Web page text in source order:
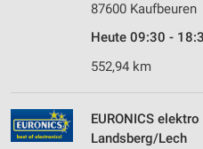
87600 Kaufbeuren
Heute 09:30 -
552,94 km
EURONICS
Landsberg/Lech